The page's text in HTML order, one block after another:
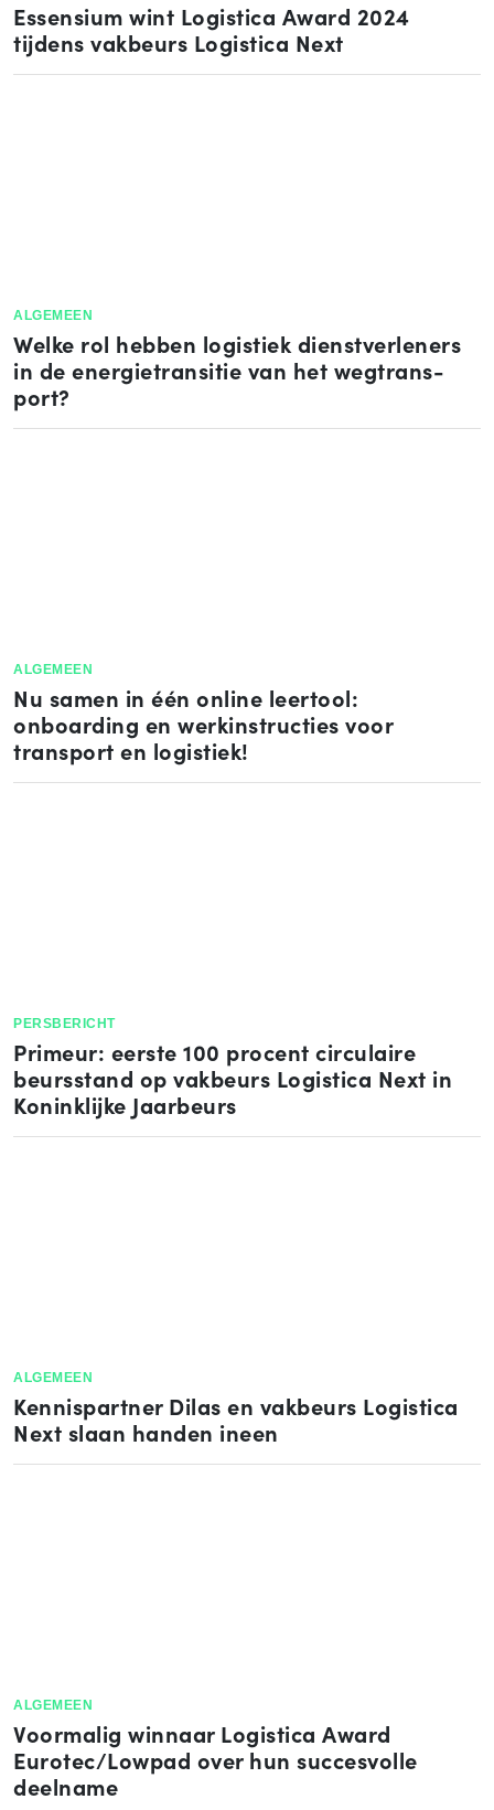
Essensium wint Logistica Award 2024
tijdens vakbeurs Logistica Next
ALGEMEEN
Welke rol hebben logistiek dienst­ver­le­ners
in de ener­gie­tran­si­tie van het weg­trans­
port?
ALGEMEEN
Nu samen in één online leertool:
onboarding en werk­in­struc­ties voor
transport en logistiek!
PERSBERICHT
Primeur: eerste 100 procent circulaire
beursstand op vakbeurs Logistica Next in
Koninklijke Jaarbeurs
ALGEMEEN
Ken­nis­part­ner Dilas en vakbeurs Logistica
Next slaan handen ineen
ALGEMEEN
Voormalig winnaar Logistica Award
Eurotec/Lowpad over hun succesvolle
deelname